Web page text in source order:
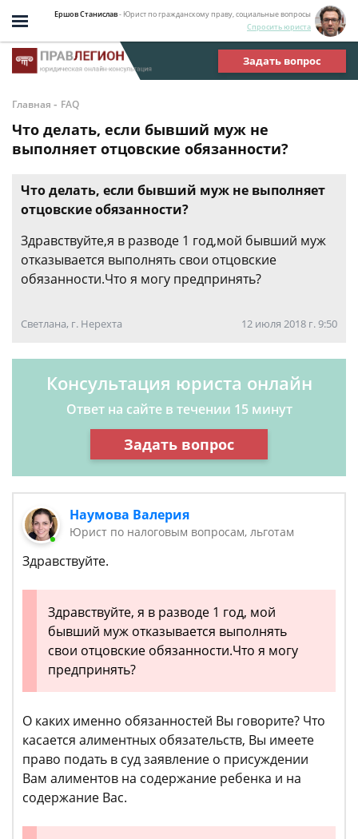
Ершов Станислав- Юрист по гражданскому праву, социальные вопросы
Спросить юриста
Задать вопрос
Главная - FAQ
Что делать, если бывший муж не
выполняет отцовские обязанности?
Что делать, если бывший муж не выполняет
отцовские обязанности?
Здравствуйте,я в разводе 1 год,мой бывший муж
отказывается выполнять свои отцовские
обязанности.Что я могу предпринять?
Светлана, г. Нерехта 12 июля 2018 г. 9:50
Консультация юриста онлайн
Ответ на сайте в течении 15 минут
Задать вопрос
Наумова Валерия
Юрист по налоговым вопросам, льготам
Здравствуйте.
Здравствуйте, я в разводе 1 год, мой
бывший муж отказывается выполнять
свои отцовские обязанности.Что я могу
предпринять?
О каких именно обязанностей Вы говорите? Что
касается алиментных обязательств, Вы имеете
право подать в суд заявление о присуждении
Вам алиментов на содержание ребенка и на
содержание Вас.